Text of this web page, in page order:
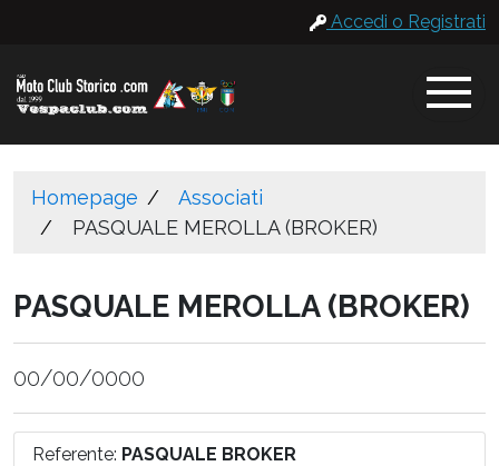
Accedi o Registrati
Homepage
Associati
PASQUALE MEROLLA (BROKER)
PASQUALE MEROLLA (BROKER)
00/00/0000
Referente: PASQUALE BROKER